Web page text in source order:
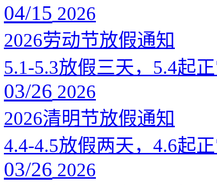
04/15 2026
2026劳动节放假通知
5.1-5.3放假三天，5.4起
03/26 2026
2026清明节放假通知
4.4-4.5放假两天，4.6起
03/26 2026